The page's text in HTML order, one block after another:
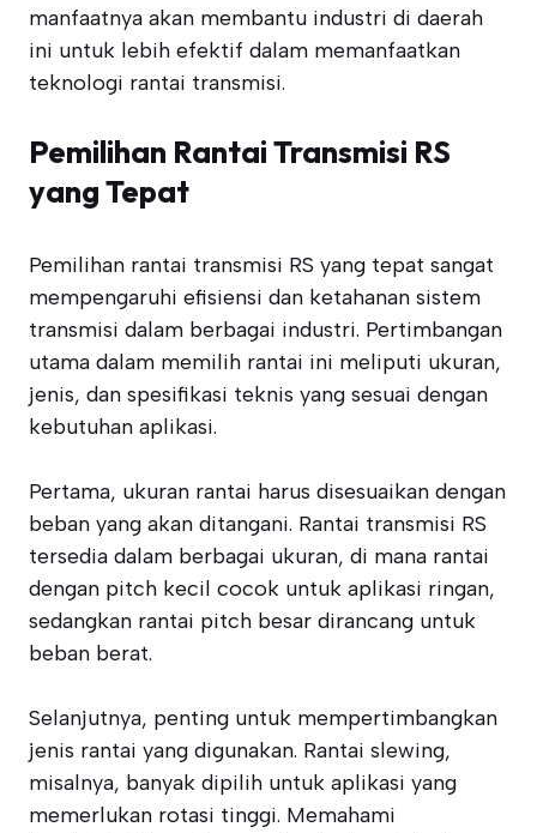
manfaatnya akan membantu industri di daerah
ini untuk lebih efektif dalam memanfaatkan
teknologi rantai transmisi.
Pemilihan Rantai Transmisi RS
yang Tepat
Pemilihan rantai transmisi RS yang tepat sangat
mempengaruhi efisiensi dan ketahanan sistem
transmisi dalam berbagai industri. Pertimbangan
utama dalam memilih rantai ini meliputi ukuran,
jenis, dan spesifikasi teknis yang sesuai dengan
kebutuhan aplikasi.
Pertama, ukuran rantai harus disesuaikan dengan
beban yang akan ditangani. Rantai transmisi RS
tersedia dalam berbagai ukuran, di mana rantai
dengan pitch kecil cocok untuk aplikasi ringan,
sedangkan rantai pitch besar dirancang untuk
beban berat.
Selanjutnya, penting untuk mempertimbangkan
jenis rantai yang digunakan. Rantai slewing,
misalnya, banyak dipilih untuk aplikasi yang
memerlukan rotasi tinggi. Memahami